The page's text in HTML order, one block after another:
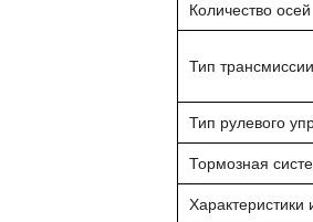
Количество осей
Тип трансмиссии
Тип рулевого
Тормозная